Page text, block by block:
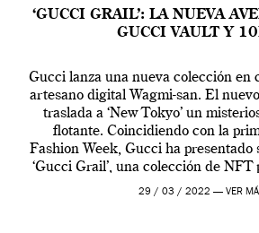
‘GUCCI GRAIL’: LA NUEVA
GUCCI VAULT Y
Gucci lanza una nueva colección en
artesano digital Wagmi-san. El
traslada a ‘New Tokyo’ un
flotante. Coincidiendo con la
Fashion Week, Gucci ha presentado
‘Gucci Grail’, una colección de NFT
Alessandro Michele, director
29 / 03 / 2022 — VER